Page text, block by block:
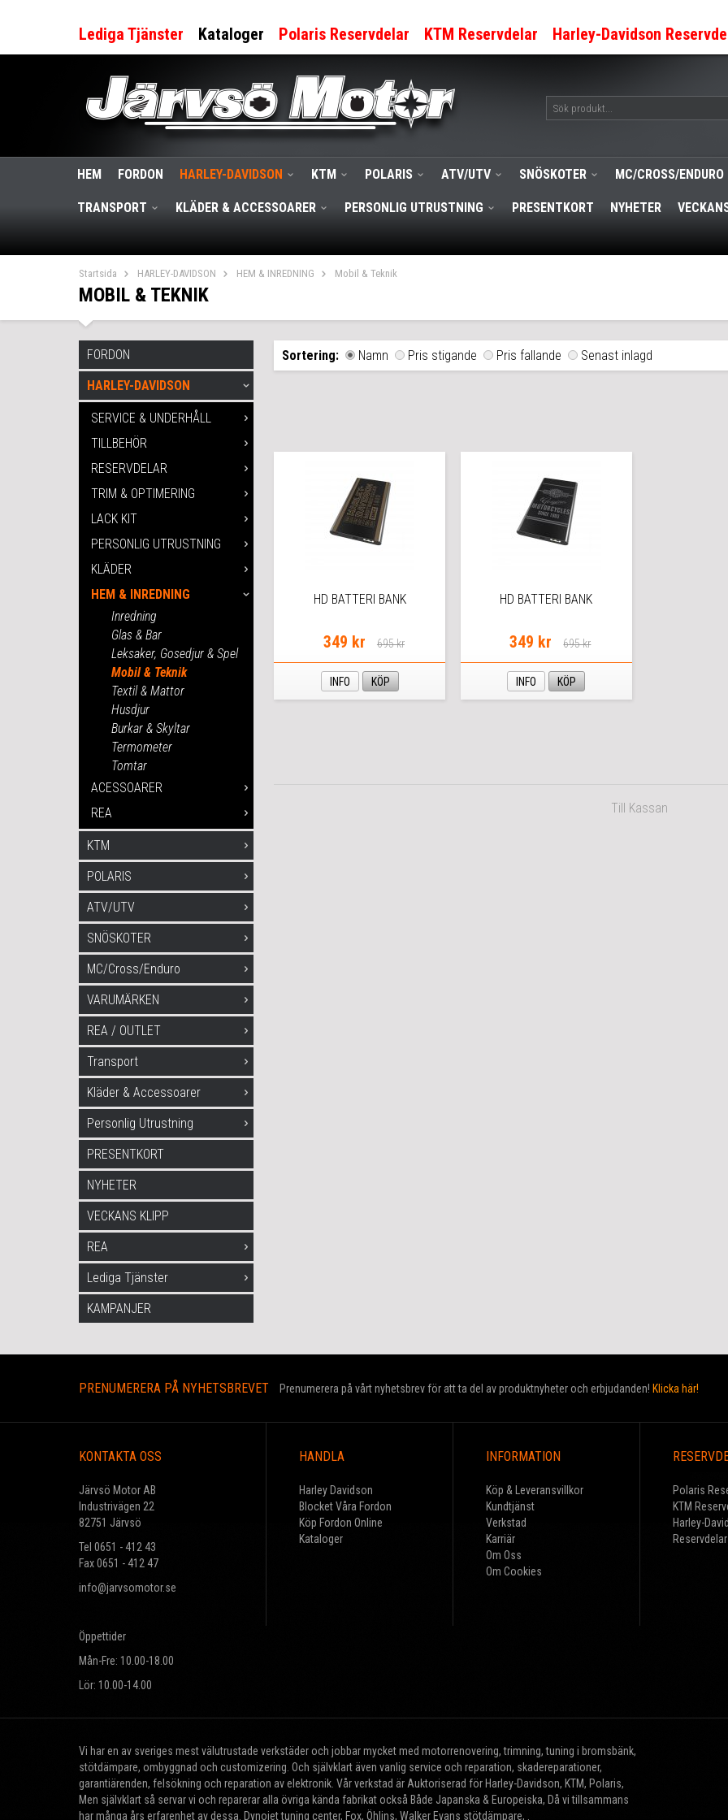
Lediga Tjänster Kataloger Polaris Reservdelar KTM Reservdelar Harley-Davidson
HEM FORDON HARLEY-DAVIDSON KTM POLARIS ATV/UTV SNÖSKOTER MC/CROSS/ENDURO
TRANSPORT KLÄDER & ACCESSOARER PERSONLIG UTRUSTNING PRESENTKORT NYHETER
Startsida HARLEY-DAVIDSON HEM & INREDNING Mobil & Teknik
MOBIL & TEKNIK
FORDON
HARLEY-DAVIDSON
SERVICE & UNDERHÅLL
TILLBEHÖR
RESERVDELAR
TRIM & OPTIMERING
LACK KIT
PERSONLIG UTRUSTNING
KLÄDER
HEM & INREDNING
Inredning
Glas & Bar
Leksaker, Gosedjur & Spel
Mobil & Teknik
Textil & Mattor
Husdjur
Burkar & Skyltar
Termometer
Tomtar
ACESSOARER
REA
KTM
POLARIS
ATV/UTV
SNÖSKOTER
MC/Cross/Enduro
VARUMÄRKEN
REA / OUTLET
Transport
Kläder & Accessoarer
Personlig Utrustning
PRESENTKORT
NYHETER
VECKANS KLIPP
REA
Lediga Tjänster
KAMPANJER
Sortering: Namn Pris stigande Pris fallande Senast inlagd
HD BATTERI BANK
349 kr 695 kr
INFO KÖP
HD BATTERI BANK
349 kr 695 kr
INFO KÖP
Till Kassan
PRENUMERERA PÅ NYHETSBREVET Prenumerera på vårt nyhetsbrev för att ta del av produktnyheter och erbjudanden! Klicka här!
KONTAKTA OSS
Järvsö Motor AB
Industrivägen 22
82751 Järvsö
Tel 0651 - 412 43
Fax 0651 - 412 47
info@jarvsomotor.se
Öppettider
Mån-Fre: 10.00-18.00
Lör: 10.00-14.00
HANDLA
Harley Davidson
Blocket Våra Fordon
Köp Fordon Online
Kataloger
INFORMATION
Köp & Leveransvillkor
Kundtjänst
Verkstad
Karriär
Om Oss
Om Cookies
Polaris
KTM
Harley-
Reservdelar
Vi har en av sveriges mest välutrustade verkstäder och jobbar mycket med motorrenovering, trimning, tuning i bromsbänk,
stötdämpare, ombyggnad och customizering. Och självklart även vanlig service och reparation, skadereparationer,
garantiärenden, felsökning och reparation av elektronik. Vår verkstad är Auktoriserad för Harley-Davidson, KTM, Polaris,
Men självklart så servar vi och reparerar alla övriga kända fabrikat också Både Japanska & Europeiska, Då vi tillsammans
har många års erfarenhet av dessa. Dynojet tuning center, Fox, Öhlins, Walker Evans stötdämpare, .